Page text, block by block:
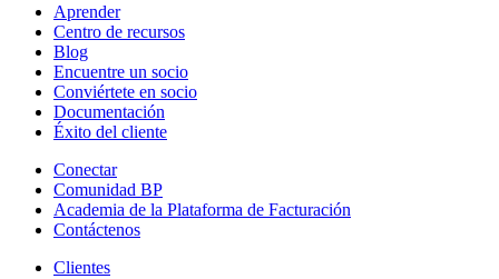
Aprender
Centro de recursos
Blog
Encuentre un socio
Conviértete en socio
Documentación
Éxito del cliente
Conectar
Comunidad BP
Academia de la Plataforma de Facturación
Contáctenos
Clientes